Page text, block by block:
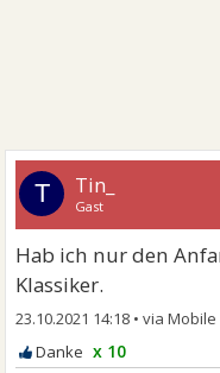
T Tin_
Gast
Hab ich nur den
Klassiker.
23.10.2021 14:18 •
x 10